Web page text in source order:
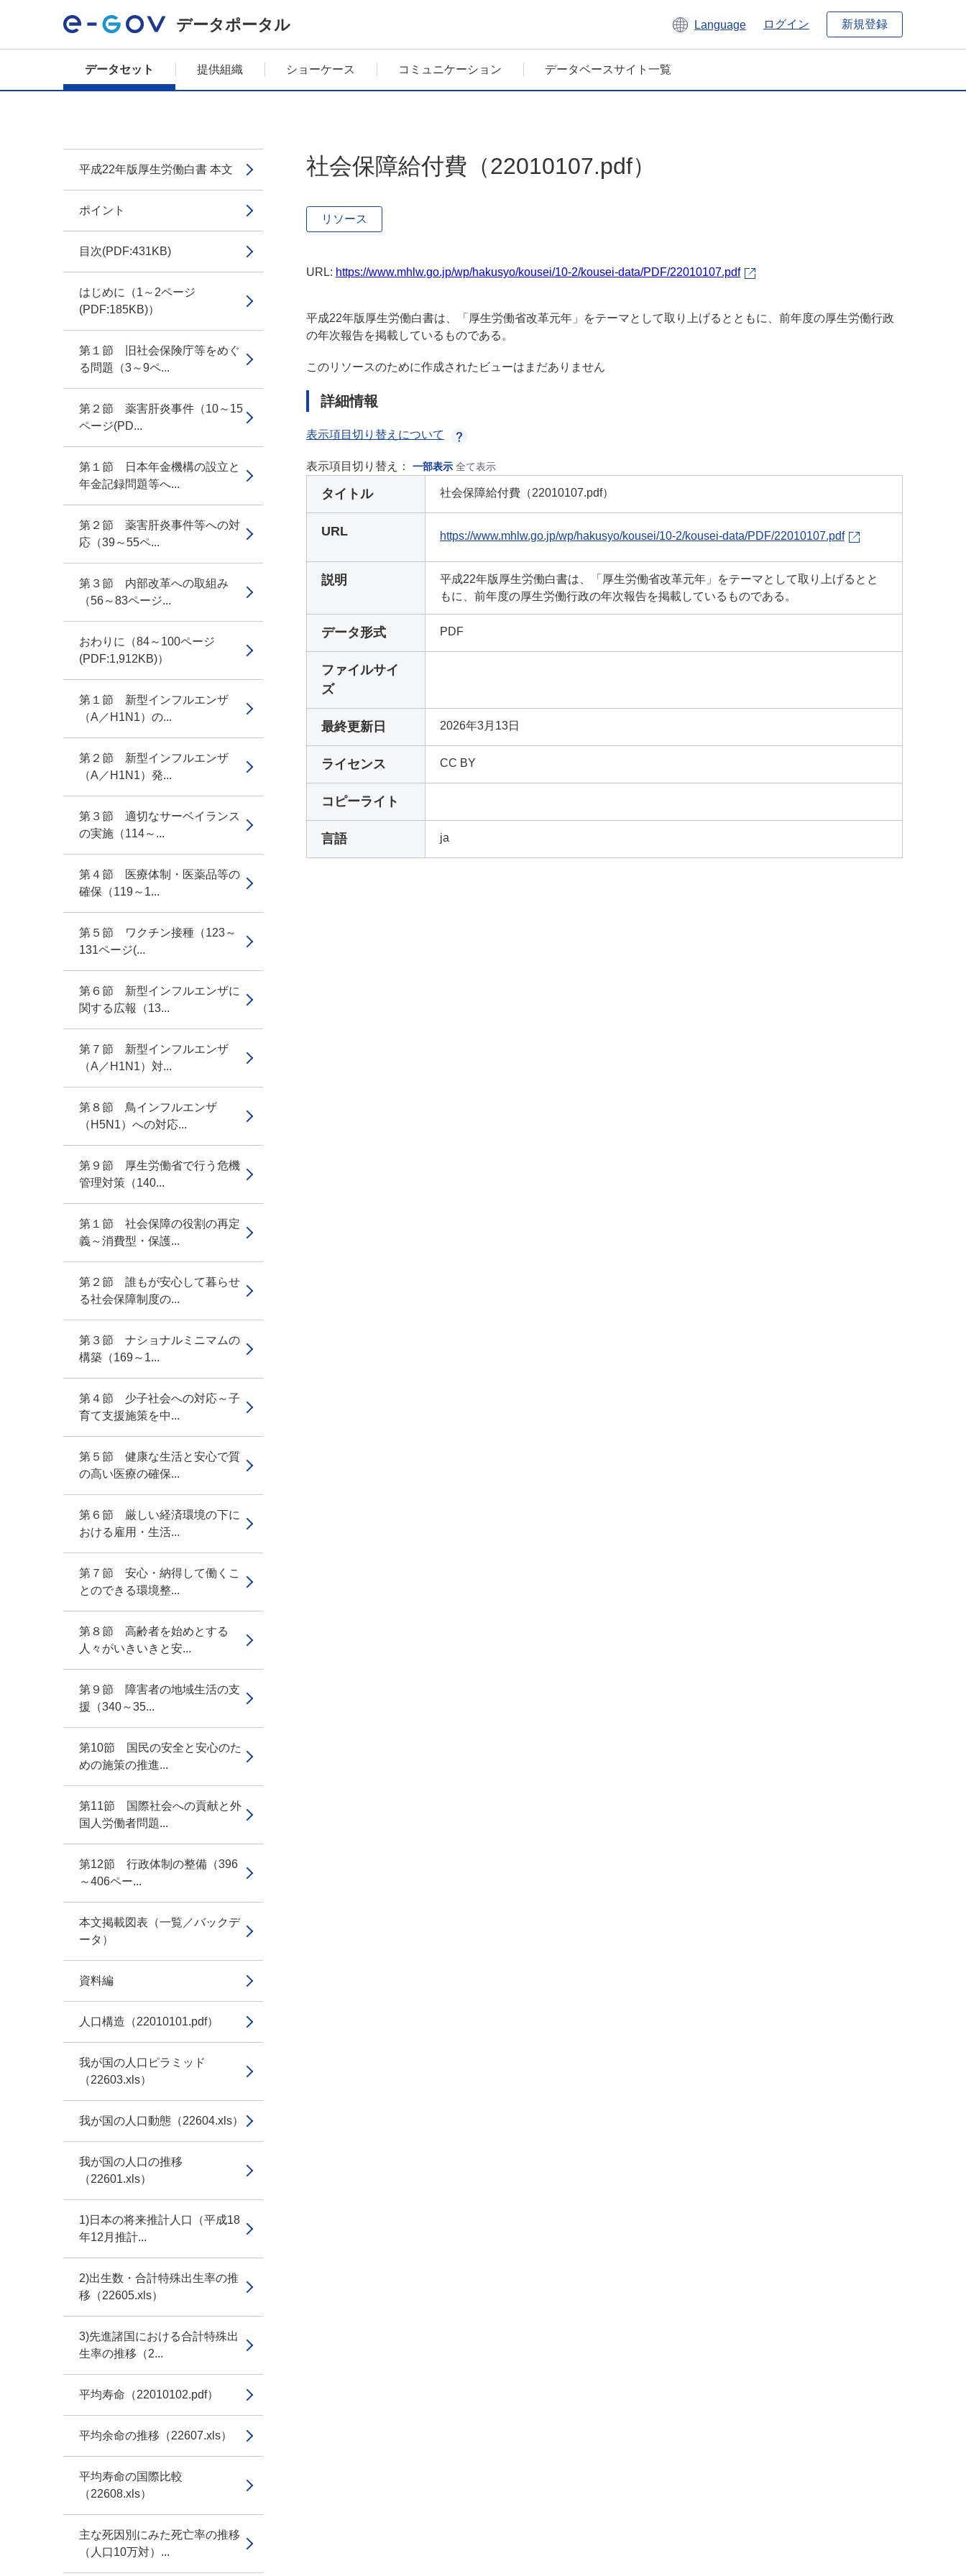
データポータル Language ログイン 新規登録
データセット 提供組織 ショーケース コミュニケーション データベースサイト一覧
平成22年版厚生労働白書 本文
ポイント
目次(PDF:431KB)
はじめに（1～2ページ
(PDF:185KB)）
第１節 旧社会保険庁等をめぐ
る問題（3～9ペ...
第２節 薬害肝炎事件（10～15
ページ(PD...
第１節 日本年金機構の設立と
年金記録問題等へ...
第２節 薬害肝炎事件等への対
応（39～55ペ...
第３節 内部改革への取組み
（56～83ページ...
おわりに（84～100ページ
(PDF:1,912KB)）
第１節 新型インフルエンザ
（A／H1N1）の...
第２節 新型インフルエンザ
（A／H1N1）発...
第３節 適切なサーベイランス
の実施（114～...
第４節 医療体制・医薬品等の
確保（119～1...
第５節 ワクチン接種（123～
131ページ(...
第６節 新型インフルエンザに
関する広報（13...
第７節 新型インフルエンザ
（A／H1N1）対...
第８節 鳥インフルエンザ
（H5N1）への対応...
第９節 厚生労働省で行う危機
管理対策（140...
第１節 社会保障の役割の再定
義～消費型・保護...
第２節 誰もが安心して暮らせ
る社会保障制度の...
第３節 ナショナルミニマムの
構築（169～1...
第４節 少子社会への対応～子
育て支援施策を中...
第５節 健康な生活と安心で質
の高い医療の確保...
第６節 厳しい経済環境の下に
おける雇用・生活...
第７節 安心・納得して働くこ
とのできる環境整...
第８節 高齢者を始めとする
人々がいきいきと安...
第９節 障害者の地域生活の支
援（340～35...
第10節 国民の安全と安心のた
めの施策の推進...
第11節 国際社会への貢献と外
国人労働者問題...
第12節 行政体制の整備（396
～406ペー...
本文掲載図表（一覧／バックデ
ータ）
資料編
人口構造（22010101.pdf）
我が国の人口ピラミッド
（22603.xls）
我が国の人口動態（22604.xls）
我が国の人口の推移
（22601.xls）
1)日本の将来推計人口（平成18
年12月推計...
2)出生数・合計特殊出生率の推
移（22605.xls）
3)先進諸国における合計特殊出
生率の推移（2...
平均寿命（22010102.pdf）
平均余命の推移（22607.xls）
平均寿命の国際比較
（22608.xls）
主な死因別にみた死亡率の推移
（人口10万対）...
社会保障給付費（22010107.pdf）
リソース
URL: https://www.mhlw.go.jp/wp/hakusyo/kousei/10-2/kousei-data/PDF/22010107.pdf
平成22年版厚生労働白書は、「厚生労働省改革元年」をテーマとして取り上げるとともに、前年度の厚生労働行政
の年次報告を掲載しているものである。
このリソースのために作成されたビューはまだありません
詳細情報
表示項目切り替えについて
表示項目切り替え： 一部表示 全て表示
タイトル 社会保障給付費（22010107.pdf）
URL https://www.mhlw.go.jp/wp/hakusyo/kousei/10-2/kousei-data/PDF/22010107.pdf
説明
平成22年版厚生労働白書は、「厚生労働省改革元年」をテーマとして取り上げるとと
もに、前年度の厚生労働行政の年次報告を掲載しているものである。
データ形式 PDF
ファイルサイ
ズ
最終更新日 2026年3月13日
ライセンス CC BY
コピーライト
言語 ja